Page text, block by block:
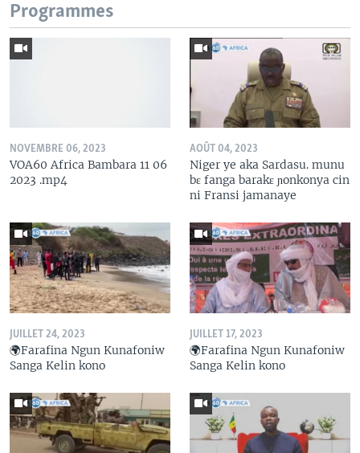
Programmes
NOVEMBRE 06, 2023
VOA60 Africa Bambara 11 06
2023 .mp4
AOÛT 04, 2023
Niger ye aka Sardasu. munu
bɛ fanga barakɛ ɲonkonya cin
ni Fransi jamanaye
JUILLET 24, 2023
🌍Farafina Ngun Kunafoniw
Sanga Kelin kono
JUILLET 17, 2023
🌍Farafina Ngun Kunafoniw
Sanga Kelin kono